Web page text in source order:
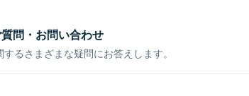
問・お問い合わせ
るさまざまな疑問にお答えします。